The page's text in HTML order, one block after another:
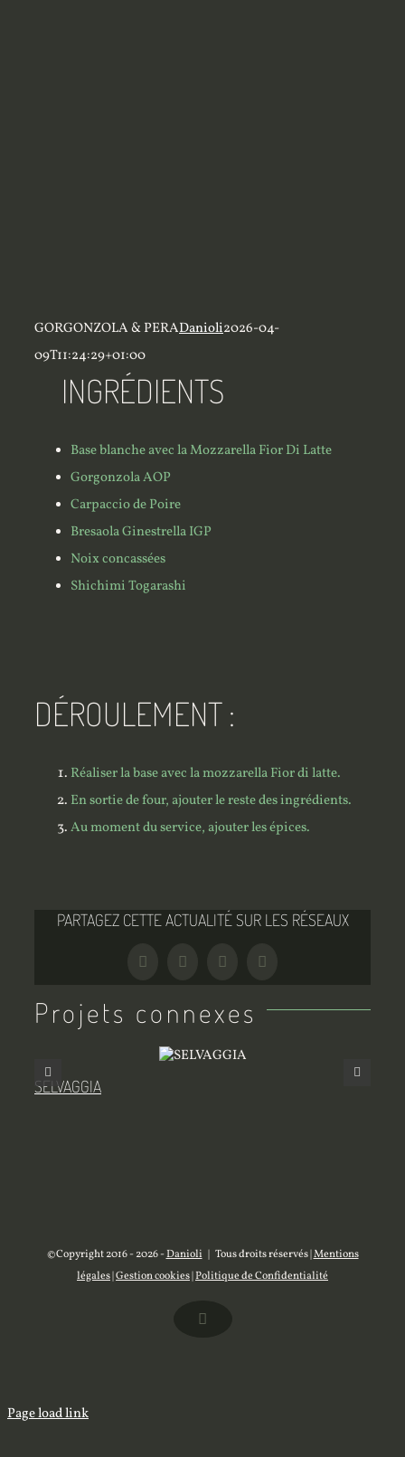
GORGONZOLA & PERADanioli2026-04-
09T11:24:29+01:00
INGRÉDIENTS
Base blanche avec la Mozzarella Fior Di Latte
Gorgonzola AOP
Carpaccio de Poire
Bresaola Ginestrella IGP
Noix concassées
Shichimi Togarashi
DÉROULEMENT :
Réaliser la base avec la mozzarella Fior di latte.
En sortie de four, ajouter le reste des ingrédients.
Au moment du service, ajouter les épices.
PARTAGEZ CETTE ACTUALITÉ SUR LES RÉSEAUX
FacebookTwitterTumblrPinterest
Projets connexes
SELVAGGIA
©Copyright 2016 -2026 -Danioli | Tous droits réservés |Mentions
légales|Gestion cookies|Politique de Confidentialité
Facebook
Page load link